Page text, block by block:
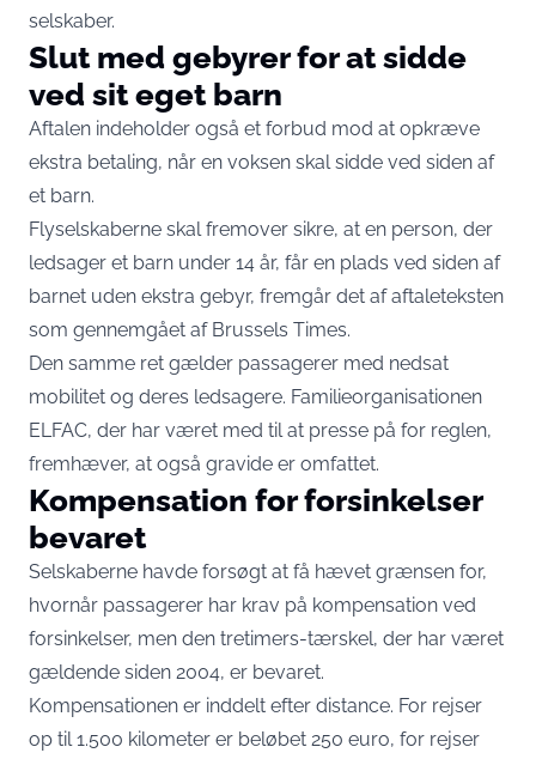
selskaber.
Slut med gebyrer for at sidde
ved sit eget barn
Aftalen indeholder også et forbud mod at opkræve
ekstra betaling, når en voksen skal sidde ved siden af
et barn.
Flyselskaberne skal fremover sikre, at en person, der
ledsager et barn under 14 år, får en plads ved siden af
barnet uden ekstra gebyr, fremgår det af aftaleteksten
som gennemgået af Brussels Times.
Den samme ret gælder passagerer med nedsat
mobilitet og deres ledsagere. Familieorganisationen
ELFAC, der har været med til at presse på for reglen,
fremhæver, at også gravide er omfattet.
Kompensation for forsinkelser
bevaret
Selskaberne havde forsøgt at få hævet grænsen for,
hvornår passagerer har krav på kompensation ved
forsinkelser, men den tretimers-tærskel, der har været
gældende siden 2004, er bevaret.
Kompensationen er inddelt efter distance. For rejser
op til 1.500 kilometer er beløbet 250 euro, for rejser